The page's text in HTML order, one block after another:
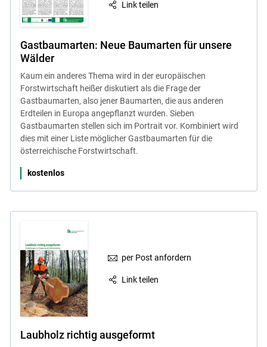
Skip to main content
Link teilen
Gastbaumarten: Neue Baumarten für unsere
Wälder
Kaum ein anderes Thema wird in der europäischen
Forstwirtschaft heißer diskutiert als die Frage der
Gastbaumarten, also jener Baumarten, die aus anderen
Erdteilen in Europa angepflanzt wurden. Sieben
Gastbaumarten stellen sich im Portrait vor. Kombiniert wird
dies mit einer Liste möglicher Gastbaumarten für die
österreichische Forstwirtschaft.
kostenlos
per Post anfordern
Link teilen
Laubholz richtig ausgeformt